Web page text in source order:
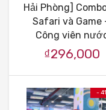
Hải Phòng]
Safari và Game
Công viên
₫296,000
-